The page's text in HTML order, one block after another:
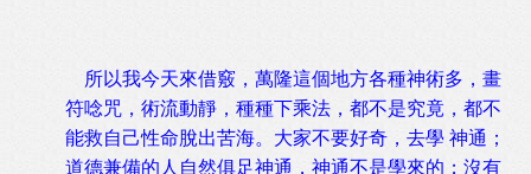
所以我今天來借竅，萬隆這個地方各種神術多，畫
符唸咒，術流動靜，種種下乘法，都不是究竟，都不
能救自己性命脫出苦海。大家不要好奇，去學 神通；
道德兼備的人自然俱足神通，神通不是學來的；沒有